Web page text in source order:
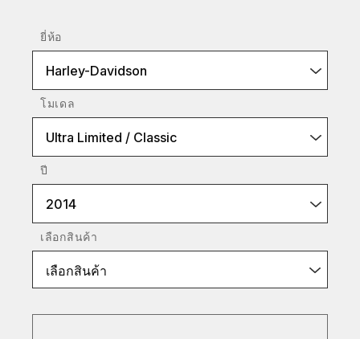
ยี่ห้อ
Harley-Davidson
โมเดล
Ultra Limited / Classic
ปี
2014
เลือกสินค้า
เลือกสินค้า